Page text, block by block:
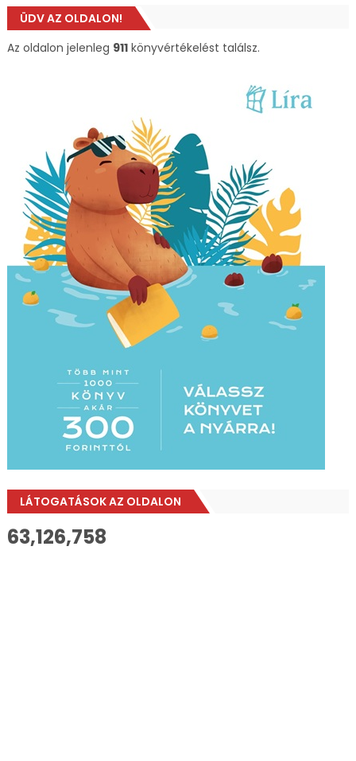
ÜDV AZ OLDALON!
Az oldalon jelenleg 911könyvértékelést találsz.
LÁTOGATÁSOK AZ OLDALON
63,126,758